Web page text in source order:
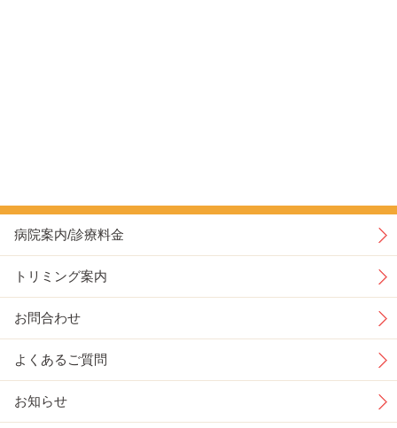
病院案内/診療料金
トリミング案内
お問合わせ
よくあるご質問
お知らせ